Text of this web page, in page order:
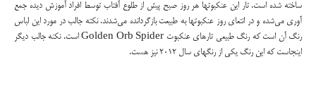
ساخته شده است. تار این عنکبوتها هر روز صبح پیش از طلوع آفتاب توسط افراد آموزش دیده جمع
آوری می‌شده و در انتعای روز عنکبوتها به طبیعت بازگردانده می‌شدند. نکته جالب در مورد این لباس
رنگ آن است که رنگ طبیعی تارهای عنکبوت Golden Orb Spider است. نکنه جالب دیگر
اینجاست که این رنگ یکی از رنگهای سال ۲۰۱۲ نیز هست.